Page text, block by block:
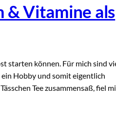
& Vitamine als
starten können. Für mich sind
Hobby und somit eigentlich
Tee zusammensaß, fiel